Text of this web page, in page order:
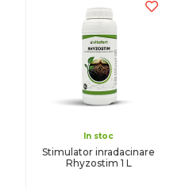
In stoc
Stimulator inradacinare
Rhyzostim 1 L